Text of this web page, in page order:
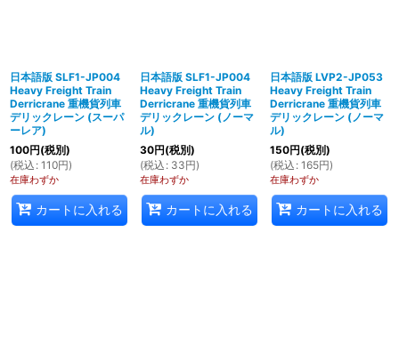
日本語版 SLF1-JP004
Heavy Freight Train
Derricrane 重機貨列車
デリックレーン (スーパ
ーレア)
100円(税別)
(税込 : 110円)
在庫わずか
カートに入れる
日本語版 SLF1-JP004
Heavy Freight Train
Derricrane 重機貨列車
デリックレーン (ノーマ
ル)
30円(税別)
(税込 : 33円)
在庫わずか
カートに入れる
日本語版 LVP2-JP053
Heavy Freight Train
Derricrane 重機貨列車
デリックレーン (ノーマ
ル)
150円(税別)
(税込 : 165円)
在庫わずか
カートに入れる